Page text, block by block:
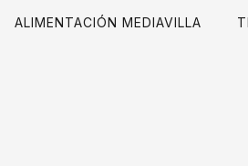
ALIMENTACIÓN MEDIAVILLA